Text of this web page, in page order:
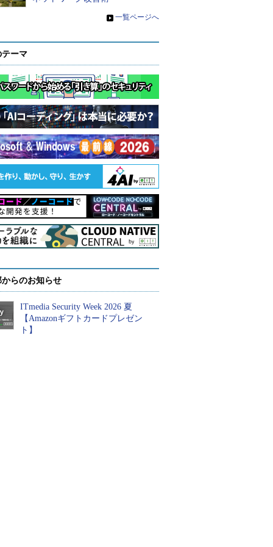
» 一覧ページへ
ーマ
らのお知らせ
ITmedia Security Week 2026 夏
【Amazonギフトカードプレゼン
ト】